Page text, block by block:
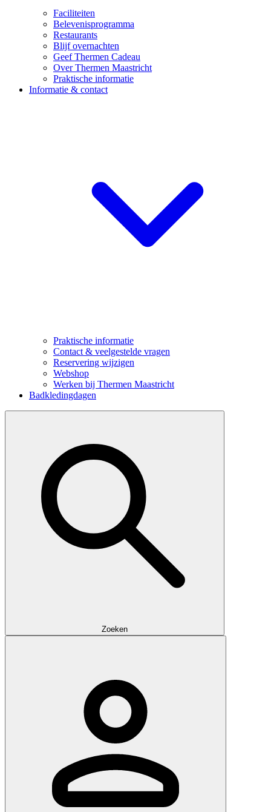
Faciliteiten
Belevenisprogramma
Restaurants
Blijf overnachten
Geef Thermen Cadeau
Over Thermen Maastricht
Praktische informatie
Informatie & contact
Praktische informatie
Contact & veelgestelde vragen
Reservering wijzigen
Webshop
Werken bij Thermen Maastricht
Badkledingdagen
Zoeken